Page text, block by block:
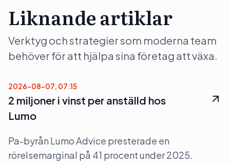
Liknande artiklar
Verktyg och strategier som moderna team
behöver för att hjälpa sina företag att växa.
2026-08-07, 07:15
2 miljoner i vinst per anställd hos
Lumo
Pa-byrån Lumo Advice presterade en
rörelsemarginal på 41 procent under 2025.